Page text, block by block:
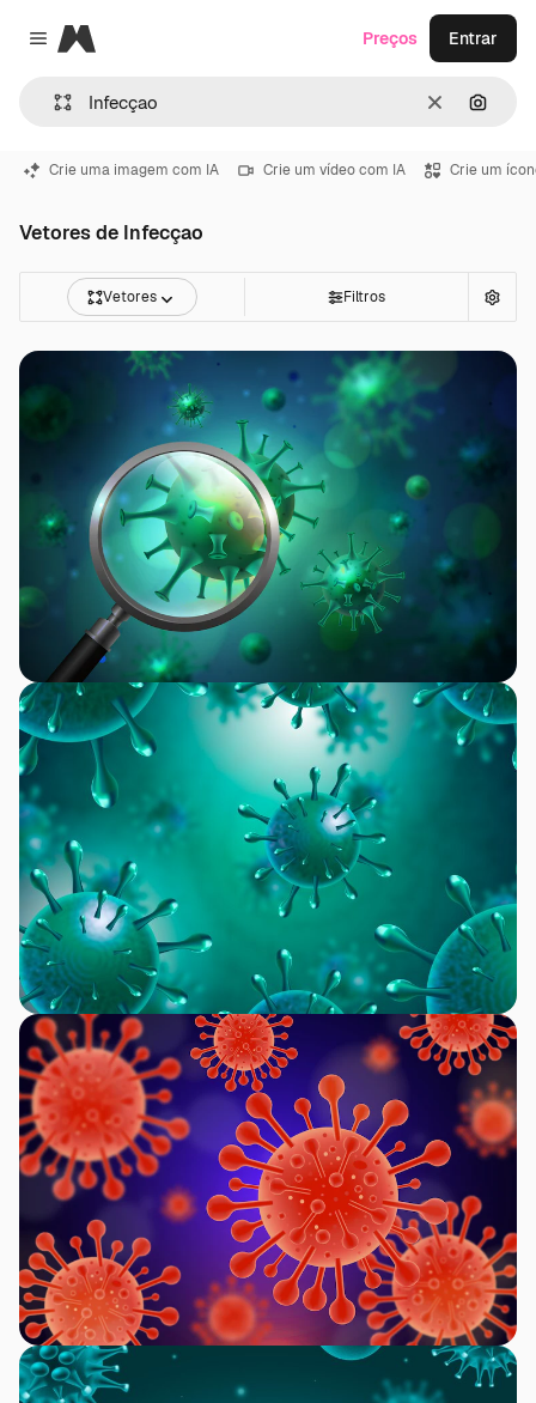
Close menu
Magnific
Limpar
Preços Entrar
Crie uma imagem com IA Crie um vídeo com IA Crie um
Vetores de Infecçao
Vetores Filtros